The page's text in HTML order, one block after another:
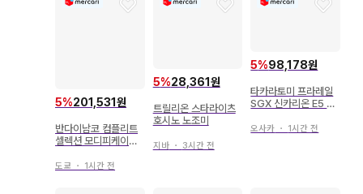
5%201,531원
반다이남코 컴플리트
셀렉션 모디피케이션
신 귀적 온테키
도쿄 ・ 1시간 전
5%28,361원
트릴리온 스타라이츠
호시노 노조미
지바・ 3시간 전
5%98,178원
타카라토미 프라레일
SGX 신카리온 E5 하
크 합체 세트
오사카 ・ 1시간 전